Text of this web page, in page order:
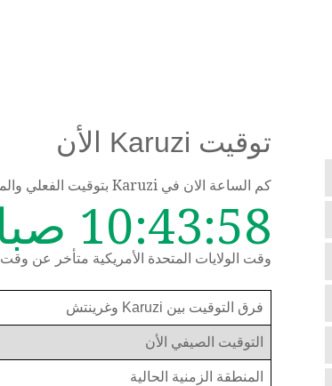
توقيت Karuzi الأن
كم الساعة الان في Karuzi بتوقيت الفعلي والمحلي وعرض الوقت حسب المنطقة الزمنية
10:43:58 صباحاً
وقت الولايات المتحدة الأمريكية متأخر عن وقت Karuzi بمقدار 8 ساعات
فرق التوقيت بين Karuzi وغرينتش
التوقيت الصيفي الأن
المنطقة الزمنية الحالية